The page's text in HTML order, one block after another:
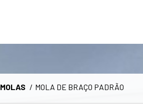
MOLAS MOLA DE BRAÇO PADRÃO